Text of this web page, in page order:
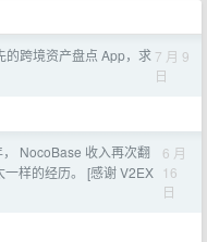
的跨境资产盘点 App，求 7 月 9
日
， NocoBase 收入再次翻
样的经历。 [感谢 V2EX
6 月
16
日